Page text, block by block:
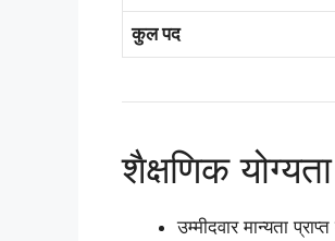
कुल पद
शैक्षणिक
उम्मीदवार मान्यता